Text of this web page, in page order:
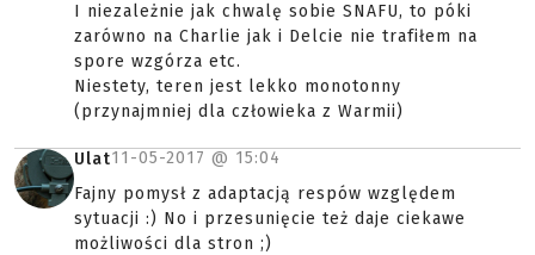
I niezależnie jak chwalę sobie SNAFU, to póki
zarówno na Charlie jak i Delcie nie trafiłem na
spore wzgórza etc.
Niestety, teren jest lekko monotonny
(przynajmniej dla człowieka z Warmii)
Ulat11-05-2017 @ 15:04
Fajny pomysł z adaptacją respów względem
sytuacji :) No i przesunięcie też daje ciekawe
możliwości dla stron ;)